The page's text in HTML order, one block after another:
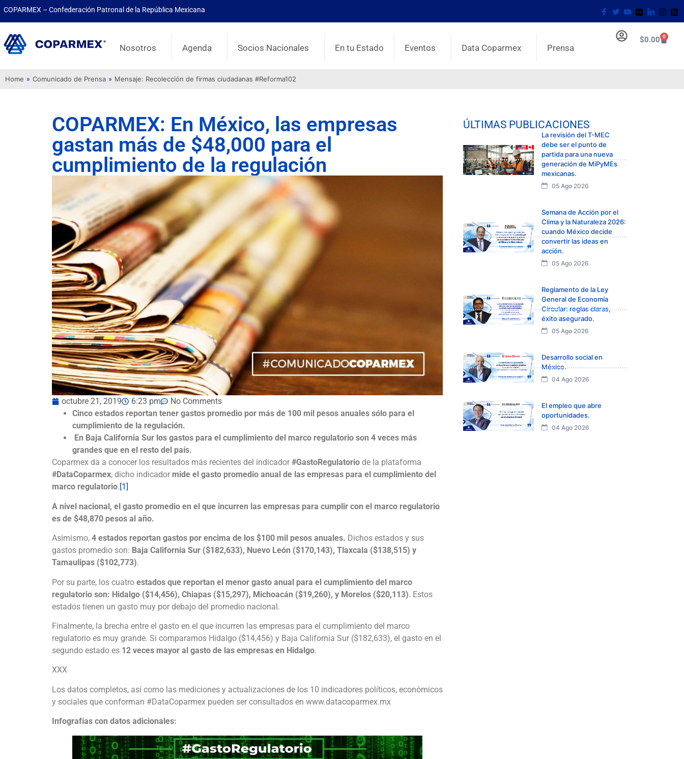
COPARMEX – Confederación Patronal de la República Mexicana
Nosotros Agenda Socios Nacionales En tu Estado Eventos Data Coparmex Prensa
$0.00 0
Home » Comunicado de Prensa » Mensaje: Recolección de firmas ciudadanas #Reforma102
COPARMEX: En México, las empresas
gastan más de $48,000 para el
cumplimiento de la regulación
octubre 21, 2019 6:23 pm
No Comments
Cinco estados reportan tener gastos promedio por más de 100 mil pesos anuales sólo para el
cumplimiento de la regulación.
En Baja California Sur los gastos para el cumplimiento del marco regulatorio son 4 veces más
grandes que en el resto del país.
Coparmex da a conocer los resultados más recientes del indicador #GastoRegulatorio de la plataforma
#DataCoparmex, dicho indicador mide el gasto promedio anual de las empresas para el cumplimiento del
marco regulatorio. [1]
A nivel nacional, el gasto promedio en el que incurren las empresas para cumplir con el marco regulatorio
es de $48,870 pesos al año.
Asimismo, 4 estados reportan gastos por encima de los $100 mil pesos anuales. Dichos estados y sus
gastos promedio son: Baja California Sur ($182,633), Nuevo León ($170,143), Tlaxcala ($138,515) y
Tamaulipas ($102,773).
Por su parte, los cuatro estados que reportan el menor gasto anual para el cumplimiento del marco
regulatorio son: Hidalgo ($14,456), Chiapas ($15,297), Michoacán ($19,260), y Morelos ($20,113). Estos
estados tienen un gasto muy por debajo del promedio nacional.
Finalmente, la brecha entre el gasto en el que incurren las empresas para el cumplimiento del marco
regulatorio es muy grande. Si comparamos Hidalgo ($14,456) y Baja California Sur ($182,633), el gasto en el
segundo estado es 12 veces mayor al gasto de las empresas en Hidalgo.
XXX
Los datos completos, así como las mediciones y actualizaciones de los 10 indicadores políticos, económicos
y sociales que conforman #DataCoparmex pueden ser consultados en www.datacoparmex.mx
Infografías con datos adicionales:
ÚLTIMAS PUBLICACIONES
La revisión del T-MEC
debe ser el punto de
partida para una nueva
generación de MiPyMEs
mexicanas.
05 Ago 2026
Semana de Acción por el
Clima y la Naturaleza 2026:
cuando México decide
convertir las ideas en
acción.
05 Ago 2026
Reglamento de la Ley
General de Economía
Circular: reglas claras,
éxito asegurado.
05 Ago 2026
Desarrollo social en
México.
04 Ago 2026
El empleo que abre
oportunidades.
04 Ago 2026